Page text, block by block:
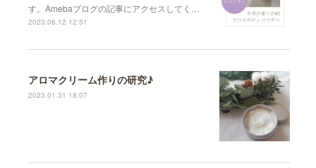
す。Amebaブログの記事にアクセスしてく…
2023.06.12 12:51
アロマクリーム作りの研究♪
2023.01.31 18:07